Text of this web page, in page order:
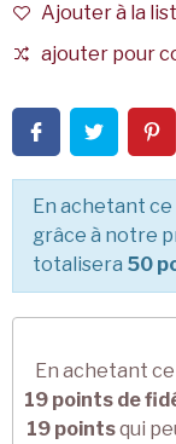
Ajouter à la
ajouter pour
En achetant
grâce à notre
totalisera 50
En achetant
19 points de
19 pointsqui